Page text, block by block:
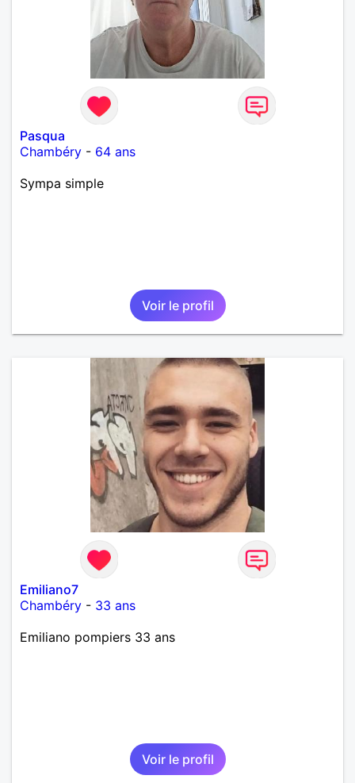
Pasqua
Chambéry - 64 ans
Sympa simple
Voir le profil
Emiliano7
Chambéry - 33 ans
Emiliano pompiers 33 ans
Voir le profil